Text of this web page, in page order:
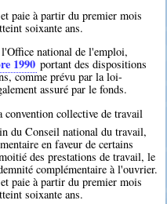
paie à partir du premier mois
soixante ans.
national de l'emploi,
1990 portant des dispositions
comme prévu par la loi-
assuré par le fonds.
collective de travail
du Conseil national du travail,
en faveur de certains
des prestations de travail, le
complémentaire à l'ouvrier.
paie à partir du premier mois
soixante ans.